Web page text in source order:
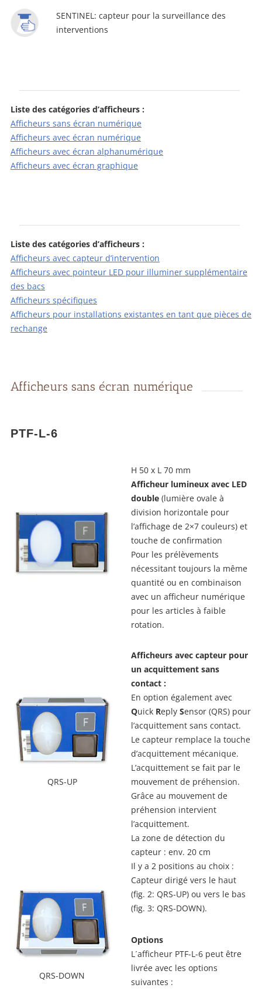
SENTINEL: capteur pour la surveillance des
interventions
Liste des catégories d’afficheurs :
Afficheurs sans écran numérique
Afficheurs avec écran numérique
Afficheurs avec écran alphanumérique
Afficheurs avec écran graphique
Liste des catégories d’afficheurs :
Afficheurs avec capteur d’intervention
Afficheurs avec pointeur LED pour illuminer supplémentaire
des bacs
Afficheurs spécifiques
Afficheurs pour installations existantes en tant que pièces de
rechange
Afficheurs sans écran numérique
PTF-L-6
QRS-UP
QRS-DOWN
H 50 x L 70 mm
Afficheur lumineux avec LED
double (lumière ovale à
division horizontale pour
l’affichage de 2×7 couleurs) et
touche de confirmation
Pour les prélèvements
nécessitant toujours la même
quantité ou en combinaison
avec un afficheur numérique
pour les articles à faible
rotation.
Afficheurs avec capteur pour
un acquittement sans
contact :
En option également avec
Quick Reply Sensor (QRS) pour
l’acquittement sans contact.
Le capteur remplace la touche
d’acquittement mécanique.
L’acquittement se fait par le
mouvement de préhension.
Grâce au mouvement de
préhension intervient
l’acquittement.
La zone de détection du
capteur : env. 20 cm
Il y a 2 positions au choix :
Capteur dirigé vers le haut
(fig. 2: QRS-UP) ou vers le bas
(fig. 3: QRS-DOWN).
Options
L´afficheur PTF-L-6 peut être
livrée avec les options
suivantes :